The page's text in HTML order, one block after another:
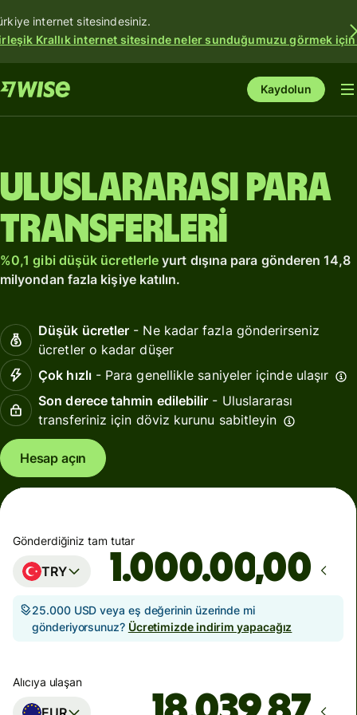
internet sitesindesiniz.
Krallık internet sitesinde neler sunduğumuzu görmek için
Kaydolun
Uluslararası para
transferleri
%0,1 gibi düşük ücretlerle yurt dışına para gönderen 14,8
milyondan fazla kişiye katılın.
Düşük ücretler - Ne kadar fazla gönderirseniz
ücretler o kadar düşer
Çok hızlı- Para genellikle saniyeler içinde ulaşır
Son derece tahmin edilebilir - Uluslararası
transferiniz için döviz kurunu sabitleyin
Hesap açın
Gönderdiğiniz tam tutar
TRY ,00
25.000 USD veya eş değerinin üzerinde mi
gönderiyorsunuz? Ücretimizde indirim yapacağız
Alıcıya ulaşan